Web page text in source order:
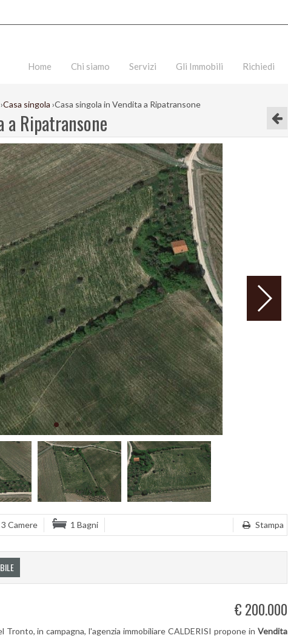
Home Chi siamo Servizi Gli Immobili Richiedi
›Casa singola ›Casa singola in Vendita a Ripatransone
a Ripatransone
3 Camere 1 Bagni Stampa
€ 200.000
in campagna, l'agenzia immobiliare CALDERISI propone in Vendita